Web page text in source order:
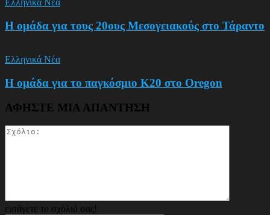
Η ομάδα για τους 20ους Μεσογειακούς στο Τάραντο
Ελληνικά Νέα
Η ομάδα για το παγκόσμιο Κ20 στο Oregon
ΑΦΗΣΤΕ ΜΙΑ ΑΠΑΝΤΗΣΗ
εισάγετε το σχόλιό σας!